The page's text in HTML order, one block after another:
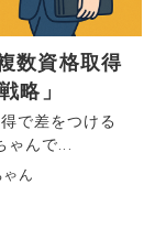
数資格取得
略」
で差をつける
んで...
ん